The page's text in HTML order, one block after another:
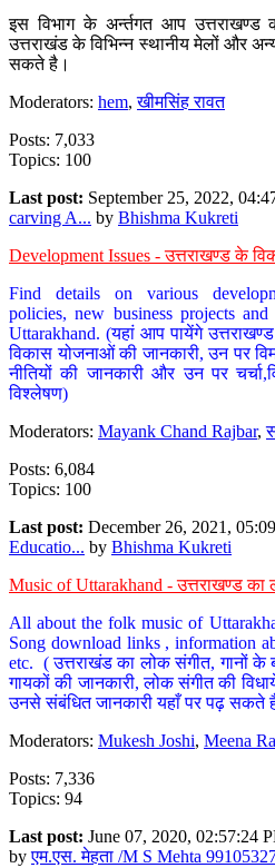
इस विभाग के अर्न्तगत आप उत्तराखण्ड
उत्तराखंड के विभिन्न स्थानीय मेलों और
सकते है।
Moderators: hem,खीमसिंह रावत
Posts: 7,033
Topics: 100
Last post: September 25, 2022,
carving A... by Bhishma Kukreti
Development Issues - उत्तराखण्ड के
Find details on various
policies, new business projects
Uttarakhand. (यहां आप पायेंगे
विकास योजनाओं की जानकारी, उन पर
नीतियों की जानकारी और उन पर
विश्लेषण)
Moderators: Mayank Chand Rajbar,
Posts: 6,084
Topics: 100
Last post: December 26, 2021,
Educatio... by Bhishma Kukreti
Music of Uttarakhand - उत्तराखण्ड का
All about the folk music of
Song download links , information
etc. ( उत्तराखंड का लोक संगीत, गानों
गायकों की जानकारी, लोक संगीत की
उनसे संबंधित जानकारी यहाँ पर पढ़ सकते
Moderators: Mukesh Joshi, Meena
Posts: 7,336
Topics: 94
Last post: June 07, 2020, 02:57:24
byएम.एस. मेहता /M S Mehta